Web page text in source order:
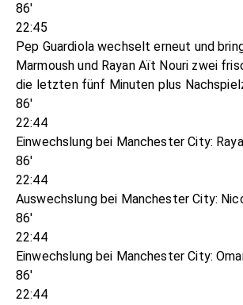
86'
22:45
Pep Guardiola wechselt erneut und
Marmoush und Rayan Aït Nouri zwei
die letzten fünf Minuten plus
86'
22:44
Einwechslung bei Manchester City:
86'
22:44
Auswechslung bei Manchester City:
86'
22:44
Einwechslung bei Manchester City:
86'
22:44